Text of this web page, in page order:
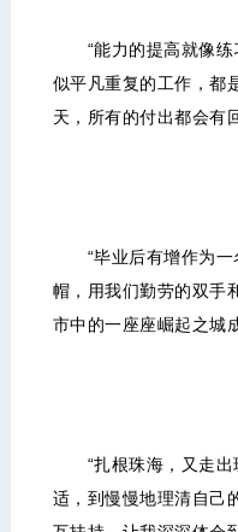
“能力的提高就像练
似平凡重复的工作，都
天，所有的付出都会有
“毕业后有增作为一
帽，用我们勤劳的双手
市中的一座座崛起之城
“扎根珠海，又走出
适，到慢慢地理清自己